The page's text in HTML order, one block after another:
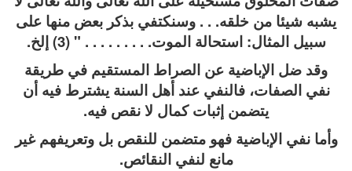
يشبه شيئا من خلقه. . . وسنكتفي بذكر بعض منها على
سبيل المثال: استحالة الموت. . . . . . . . . " (3) إلخ.
وقد ضل الإباضية عن الصراط المستقيم في طريقة
نفي الصفات، فالنفي عند أهل السنة يشترط فيه أن
يتضمن إثبات كمال لا نقص فيه.
وأما نفي الإباضية فهو متضمن للنقص بل وتعريفهم غير
مانع لنفي النقائص.